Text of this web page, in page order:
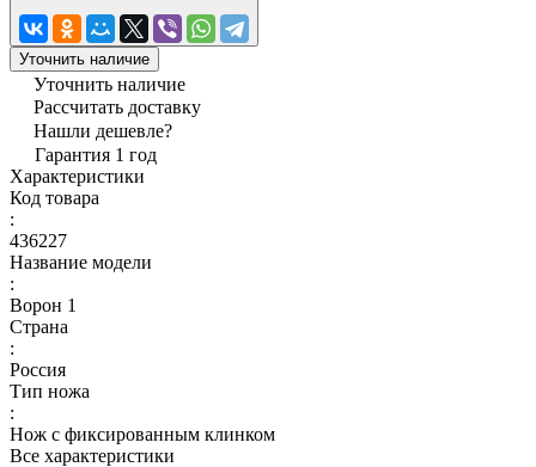
Уточнить наличие
Уточнить наличие
Рассчитать доставку
Нашли дешевле?
Гарантия 1 год
Характеристики
Код товара
:
436227
Название модели
:
Ворон 1
Страна
:
Россия
Тип ножа
:
Нож с фиксированным клинком
Все характеристики